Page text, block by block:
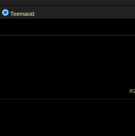
Teemasid
©